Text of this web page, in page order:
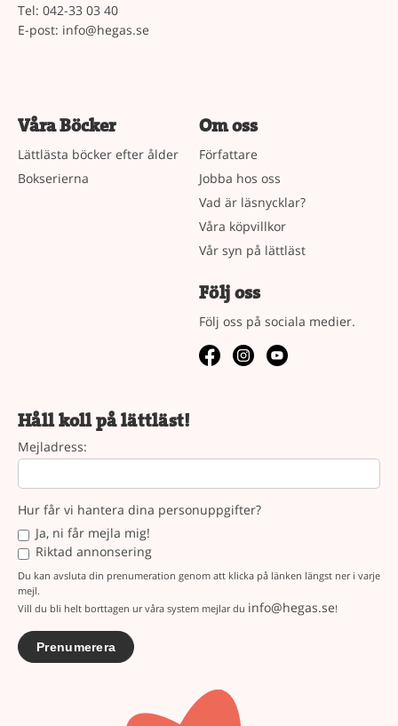
Tel: 042-33 03 40
E-post: info@hegas.se
Våra Böcker
Lättlästa böcker efter ålder
Bokserierna
Om oss
Författare
Jobba hos oss
Vad är läsnycklar?
Våra köpvillkor
Vår syn på lättläst
Följ oss
Följ oss på sociala medier.
Håll koll på lättläst!
Mejladress:
Hur får vi hantera dina personuppgifter?
Ja, ni får mejla mig!
Riktad annonsering
Du kan avsluta din prenumeration genom att klicka på länken längst ner i varje
mejl.
Vill du bli helt borttagen ur våra system mejlar du info@hegas.se!